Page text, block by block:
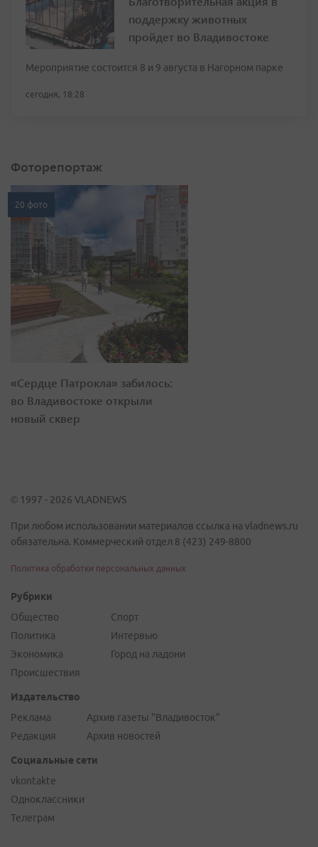
поддержку животных
пройдет во Владивостоке
Мероприятие состоится 8 и 9 августа в Нагорном парке
сегодня, 18:28
Фоторепортаж
20 фото
«Сердце Патрокла» забилось:
во Владивостоке открыли
новый сквер
© 1997 - 2026 VLADNEWS
При любом использовании материалов ссылка на vladnews.ru
обязательна. Коммерческий отдел 8 (423) 249-8800
Политика обработки персональных данных
Рубрики
Общество
Политика
Экономика
Происшествия
Спорт
Интервью
Город на ладони
Издательство
Реклама
Редакция
Архив газеты "Владивосток"
Архив новостей
Социальные сети
vkontakte
Одноклассники
Телеграм